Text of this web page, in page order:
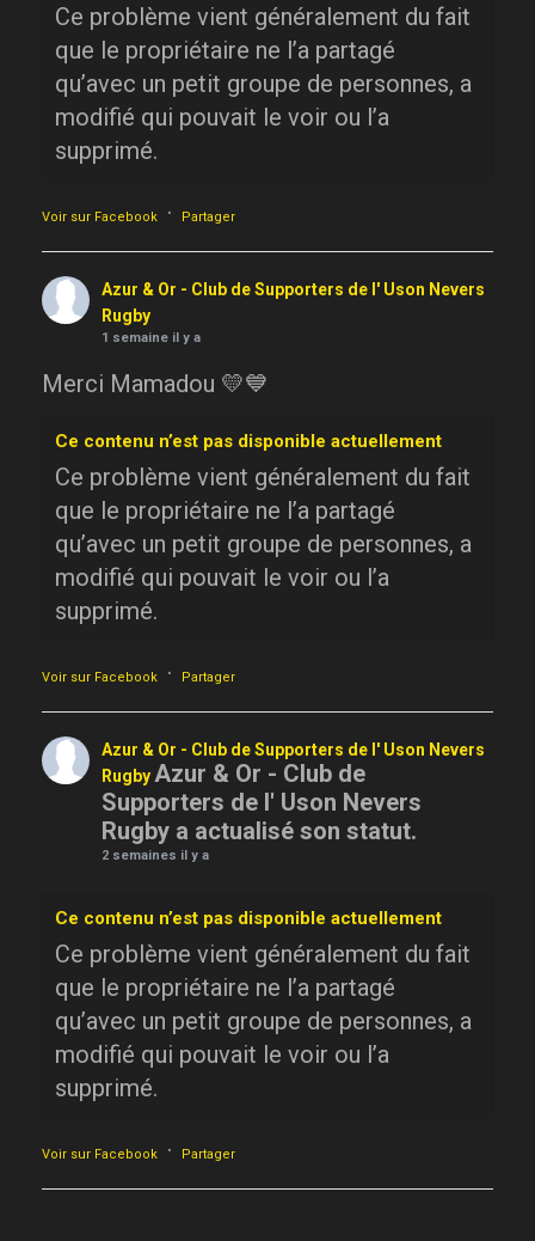
Ce problème vient généralement du fait
que le propriétaire ne l’a partagé
qu’avec un petit groupe de personnes, a
modifié qui pouvait le voir ou l’a
supprimé.
Voir sur Facebook · Partager
Azur & Or - Club de Supporters de l' Uson Nevers
Rugby
1 semaine il y a
Merci Mamadou 💛💙
Ce contenu n’est pas disponible actuellement
Ce problème vient généralement du fait
que le propriétaire ne l’a partagé
qu’avec un petit groupe de personnes, a
modifié qui pouvait le voir ou l’a
supprimé.
Voir sur Facebook · Partager
Azur & Or - Club de Supporters de l' Uson Nevers
RugbyAzur & Or - Club de
Supporters de l' Uson Nevers
Rugby a actualisé son statut.
2 semaines il y a
Ce contenu n’est pas disponible actuellement
Ce problème vient généralement du fait
que le propriétaire ne l’a partagé
qu’avec un petit groupe de personnes, a
modifié qui pouvait le voir ou l’a
supprimé.
Voir sur Facebook · Partager